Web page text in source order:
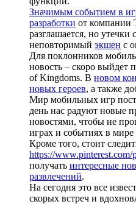
Значимым событием в
разработки от компании
разглашается, но утечки
неповторимый экшен с
Для поклонников
новость – скоро выйдет
of Kingdoms. В новом
новых героев, а также
Мир мобильных игр
день нас радуют новые
новостями, чтобы не
играх и событиях в мире
Кроме того, стоит
https://
получать интересные
развлечений.
На сегодня это все
скорых встреч и